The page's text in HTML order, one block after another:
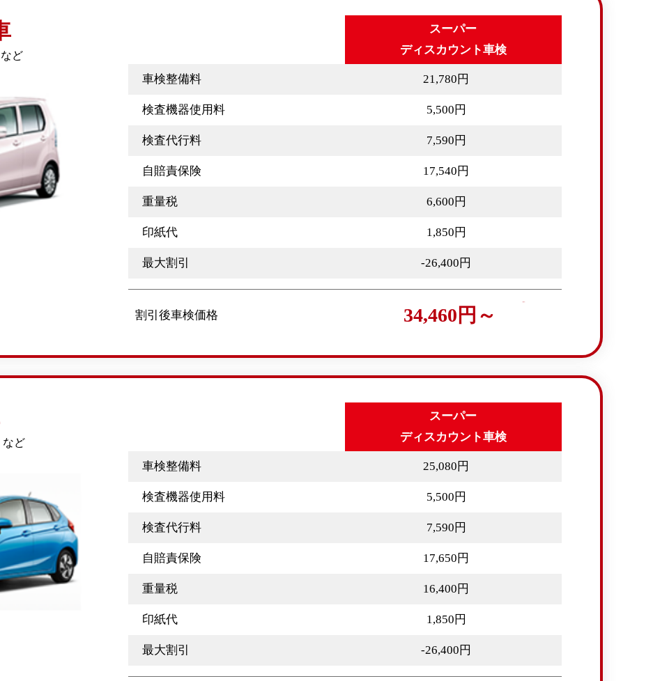
ど
スーパー
ディスカウント車検
車検整備料 21,780円
検査機器使用料 5,500円
検査代行料 7,590円
自賠責保険 17,540円
重量税 6,600円
印紙代 1,850円
最大割引 -26,400円
割引後車検価格 34,460円～
など
スーパー
ディスカウント車検
車検整備料 25,080円
検査機器使用料 5,500円
検査代行料 7,590円
自賠責保険 17,650円
重量税 16,400円
印紙代 1,850円
最大割引 -26,400円